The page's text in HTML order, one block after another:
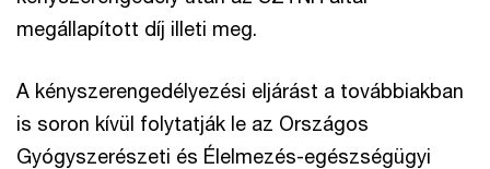
megállapított díj illeti meg.
A kényszerengedélyezési eljárást a továbbiakban
is soron kívül folytatják le az Országos
Gyógyszerészeti és Élelmezés-egészségügyi